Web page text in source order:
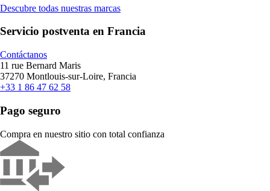
Descubre todas nuestras marcas
Servicio postventa en Francia
Contáctanos
11 rue Bernard Maris
37270 Montlouis-sur-Loire, Francia
+33 1 86 47 62 58
Pago seguro
Compra en nuestro sitio con total confianza